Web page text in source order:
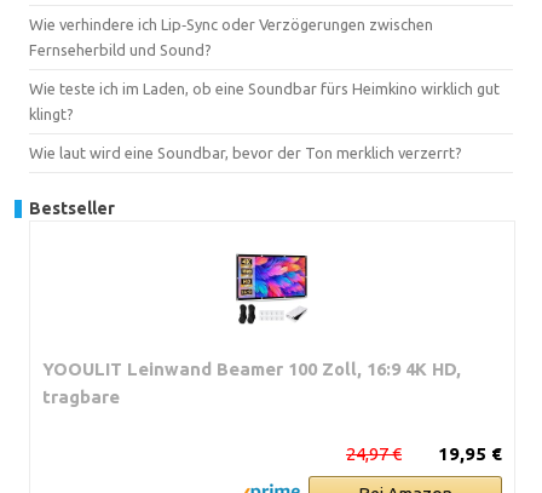
Wie verhindere ich Lip‑Sync oder Verzögerungen zwischen
Fernseherbild und Sound?
Wie teste ich im Laden, ob eine Soundbar fürs Heimkino wirklich gut
klingt?
Wie laut wird eine Soundbar, bevor der Ton merklich verzerrt?
Bestseller
YOOULIT Leinwand Beamer 100 Zoll, 16:9 4K HD,
tragbare
19,95 €
24,97 €